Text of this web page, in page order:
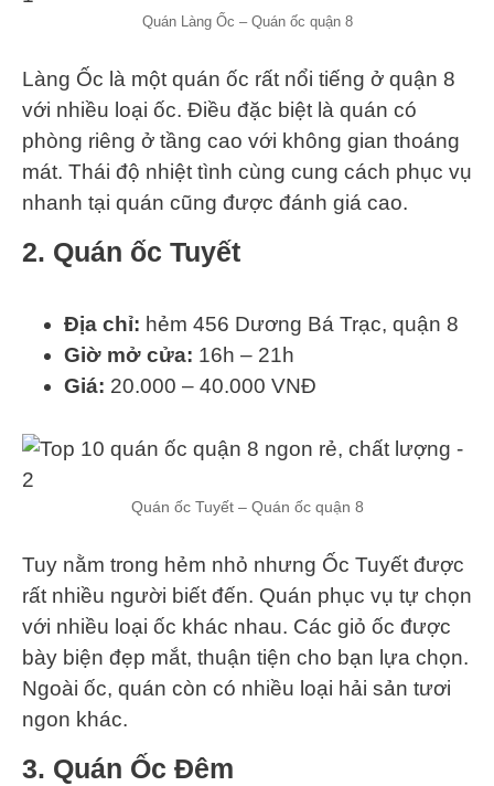
Quán Làng Ốc – Quán ốc quận 8
Làng Ốc là một quán ốc rất nổi tiếng ở quận 8
với nhiều loại ốc. Điều đặc biệt là quán có
phòng riêng ở tầng cao với không gian thoáng
mát. Thái độ nhiệt tình cùng cung cách phục vụ
nhanh tại quán cũng được đánh giá cao.
2. Quán ốc Tuyết
Địa chỉ: hẻm 456 Dương Bá Trạc, quận 8
Giờ mở cửa: 16h – 21h
Giá: 20.000 – 40.000 VNĐ
Quán ốc Tuyết – Quán ốc quận 8
Tuy nằm trong hẻm nhỏ nhưng Ốc Tuyết được
rất nhiều người biết đến. Quán phục vụ tự chọn
với nhiều loại ốc khác nhau. Các giỏ ốc được
bày biện đẹp mắt, thuận tiện cho bạn lựa chọn.
Ngoài ốc, quán còn có nhiều loại hải sản tươi
ngon khác.
3. Quán Ốc Đêm